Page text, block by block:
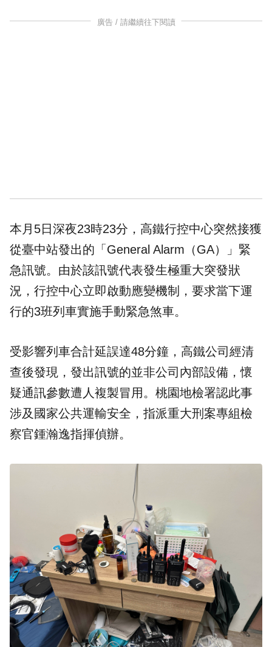
廣告 / 請繼續往下閱讀
本月5日深夜23時23分，高鐵行控中心突然接獲
從臺中站發出的「General Alarm（GA）」緊
急訊號。由於該訊號代表發生極重大突發狀
況，行控中心立即啟動應變機制，要求當下運
行的3班列車實施手動緊急煞車。
受影響列車合計延誤達48分鐘，高鐵公司經清
查後發現，發出訊號的並非公司內部設備，懷
疑通訊參數遭人複製冒用。 桃園地檢署認此事
涉及國家公共運輸安全，指派重大刑案專組檢
察官鍾瀚逸指揮偵辦。